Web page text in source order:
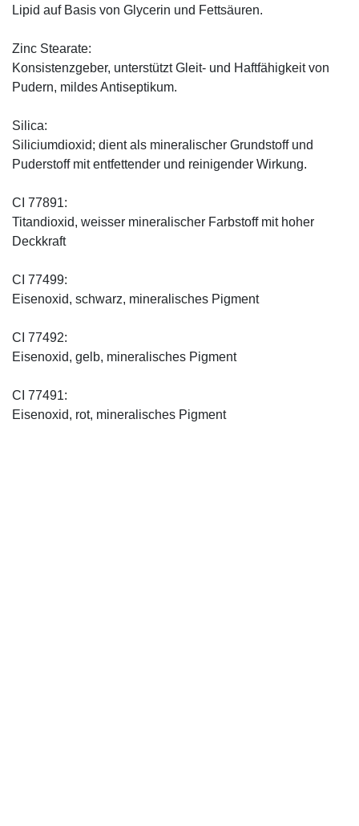
Lipid auf Basis von Glycerin und Fettsäuren.
Zinc Stearate:
Konsistenzgeber, unterstützt Gleit- und Haftfähigkeit von
Pudern, mildes Antiseptikum.
Silica:
Siliciumdioxid; dient als mineralischer Grundstoff und
Puderstoff mit entfettender und reinigender Wirkung.
CI 77891:
Titandioxid, weisser mineralischer Farbstoff mit hoher
Deckkraft
CI 77499:
Eisenoxid, schwarz, mineralisches Pigment
CI 77492:
Eisenoxid, gelb, mineralisches Pigment
CI 77491:
Eisenoxid, rot, mineralisches Pigment